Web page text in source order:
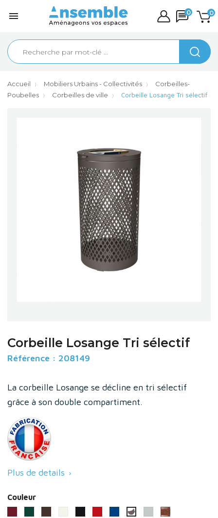
 0
0
Accueil Mobiliers Urbains - Collectivités
Corbeilles-
Poubelles
Corbeilles de ville Corbeille Losange Tri sélectif
Corbeille Losange Tri sélectif
Référence : 208149
La corbeille Losange se décline en tri sélectif
grâce à son double compartiment.
Plus de details 
Couleur
Noir RAL 9005
Rouge (3020)Bleu (RAL 5010)
Gris procityGris clair (RAL 7044)
Aspect corten